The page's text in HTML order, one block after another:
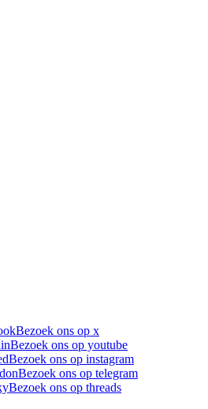
Bezoek ons op x
Bezoek ons op youtube
Bezoek ons op instagram
Bezoek ons op telegram
Bezoek ons op threads